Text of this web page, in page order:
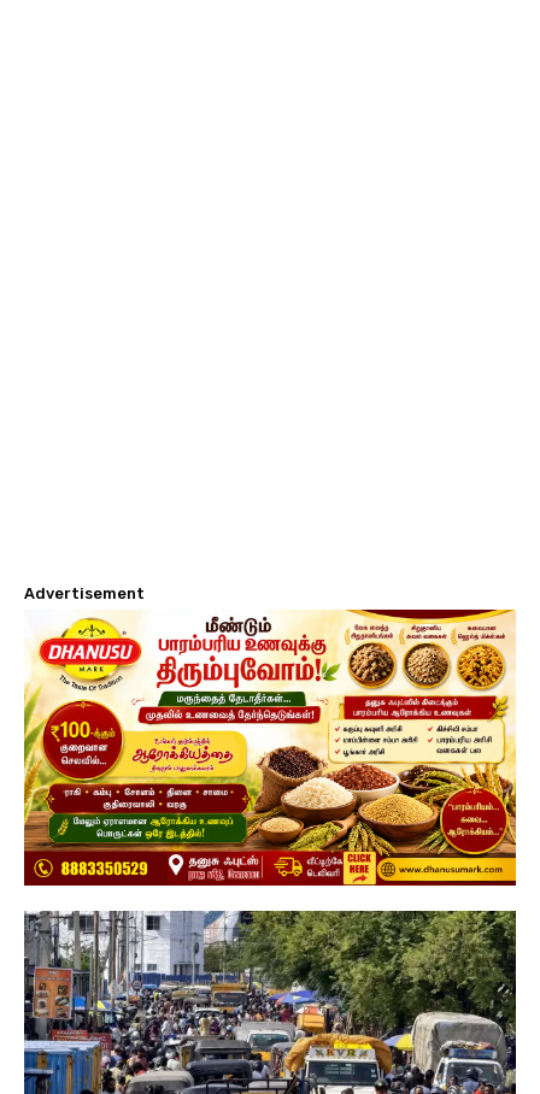
Advertisement